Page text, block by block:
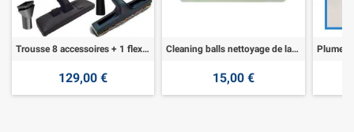
Trousse 8 accessoires + 1 flexible 9,10 m
129,00 €
Cleaning balls nettoyage de la tuyauterie pvc
15,00 €